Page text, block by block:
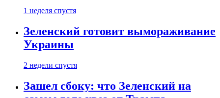
1 неделя спустя
Зеленский готовит вымораживание
Украины
2 недели спустя
Зашел сбоку: что Зеленский на